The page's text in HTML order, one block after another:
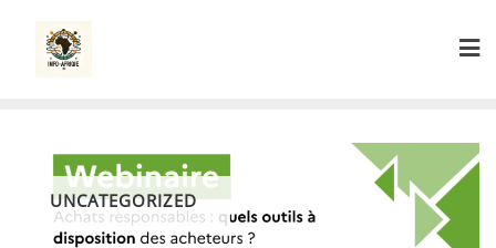
content
UNCATEGORIZED